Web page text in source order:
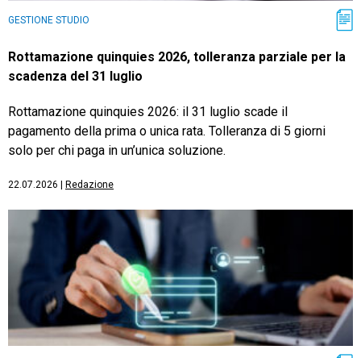
GESTIONE STUDIO
Rottamazione quinquies 2026, tolleranza parziale per la
scadenza del 31 luglio
Rottamazione quinquies 2026: il 31 luglio scade il
pagamento della prima o unica rata. Tolleranza di 5 giorni
solo per chi paga in un’unica soluzione.
22.07.2026 Redazione